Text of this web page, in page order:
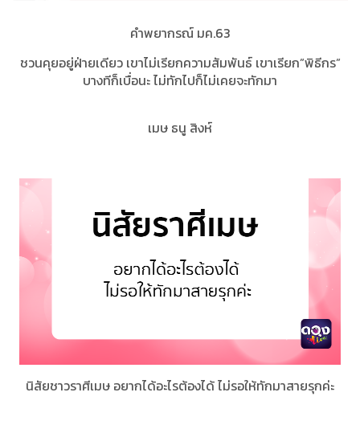
คำพยากรณ์ มค.63
ชวนคุยอยู่ฝ่ายเดียว เขาไม่เรียกความสัมพันธ์ เขาเรียก”พิธีกร”
บางทีก็เบื่อนะ ไม่ทักไปก็ไม่เคยจะทักมา
เมษ ธนู สิงห์
นิสัยชาวราศีเมษ อยากได้อะไรต้องได้ ไม่รอให้ทักมาสายรุกค่ะ